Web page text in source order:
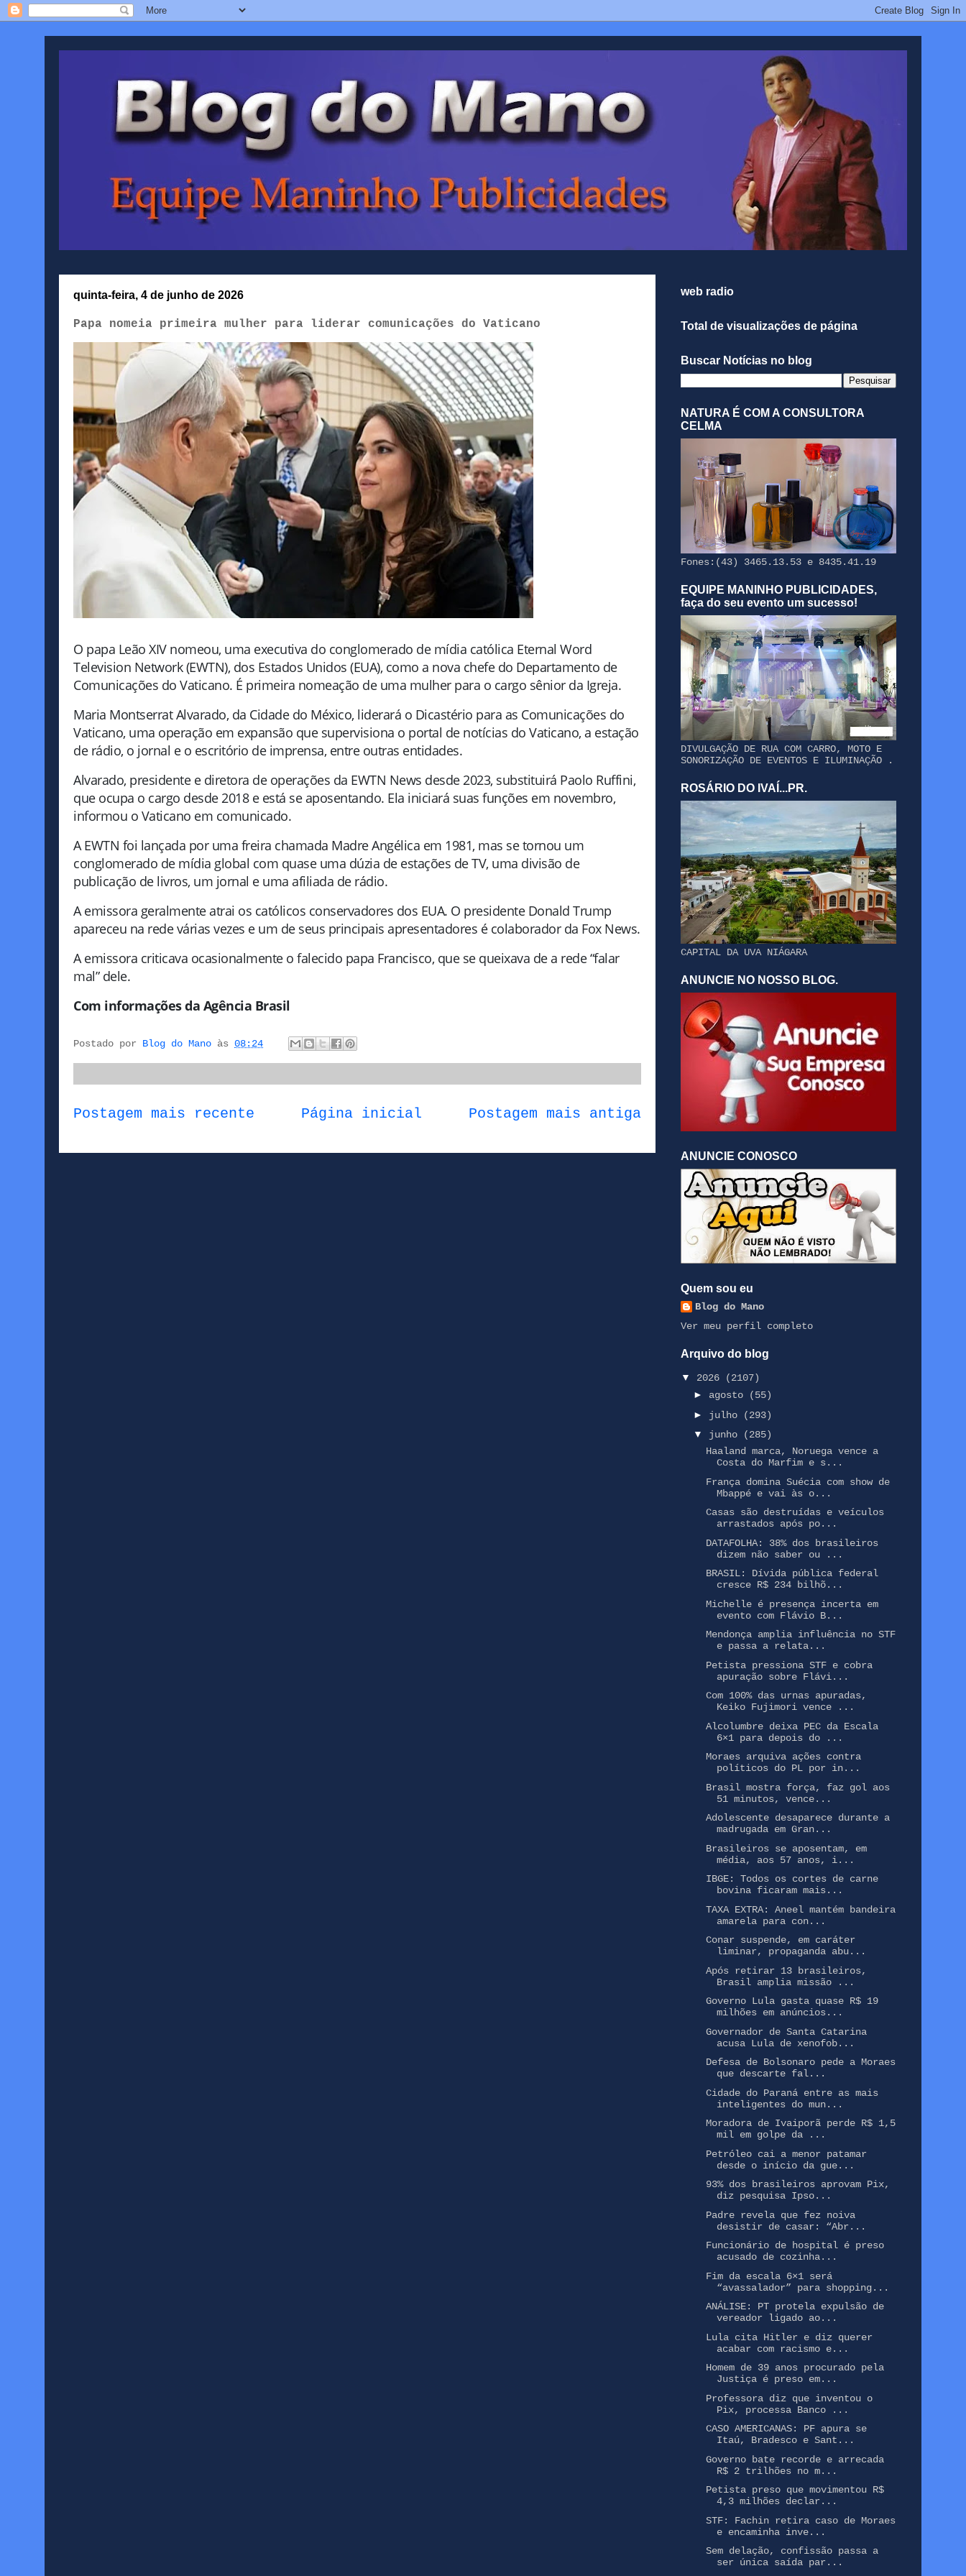
quinta-feira, 4 de junho de 2026
Papa nomeia primeira mulher para liderar comunicações do Vaticano
O papa Leão XIV nomeou, uma executiva do conglomerado de mídia católica Eternal Word
Television Network (EWTN), dos Estados Unidos (EUA), como a nova chefe do Departamento de
Comunicações do Vaticano. É primeira nomeação de uma mulher para o cargo sênior da Igreja.
Maria Montserrat Alvarado, da Cidade do México, liderará o Dicastério para as Comunicações do
Vaticano, uma operação em expansão que supervisiona o portal de notícias do Vaticano, a estação
de rádio, o jornal e o escritório de imprensa, entre outras entidades.
Alvarado, presidente e diretora de operações da EWTN News desde 2023, substituirá Paolo Ruffini,
que ocupa o cargo desde 2018 e está se aposentando. Ela iniciará suas funções em novembro,
informou o Vaticano em comunicado.
A EWTN foi lançada por uma freira chamada Madre Angélica em 1981, mas se tornou um
conglomerado de mídia global com quase uma dúzia de estações de TV, uma divisão de
publicação de livros, um jornal e uma afiliada de rádio.
A emissora geralmente atrai os católicos conservadores dos EUA. O presidente Donald Trump
apareceu na rede várias vezes e um de seus principais apresentadores é colaborador da Fox News.
A emissora criticava ocasionalmente o falecido papa Francisco, que se queixava de a rede “falar
mal” dele.
Com informações da Agência Brasil
Postado por Blog do Mano às 08:24
Postagem mais recente Postagem mais antiga
Página inicial
web radio
Total de visualizações de página
Buscar Notícias no blog
NATURA É COM A CONSULTORA
CELMA
Fones:(43) 3465.13.53 e 8435.41.19
EQUIPE MANINHO PUBLICIDADES,
faça do seu evento um sucesso!
DIVULGAÇÃO DE RUA COM CARRO, MOTO E
SONORIZAÇÃO DE EVENTOS E ILUMINAÇÃO .
ROSÁRIO DO IVAÍ...PR.
CAPITAL DA UVA NIÁGARA
ANUNCIE NO NOSSO BLOG.
ANUNCIE CONOSCO
Quem sou eu
Blog do Mano
Ver meu perfil completo
Arquivo do blog
▼ 2026
(2107)
► agosto
(55)
► julho
(293)
▼ junho
(285)
Haaland marca, Noruega vence a
Costa do Marfim e s...
França domina Suécia com show de
Mbappé e vai às o...
Casas são destruídas e veículos
arrastados após po...
DATAFOLHA: 38% dos brasileiros
dizem não saber ou ...
BRASIL: Dívida pública federal
cresce R$ 234 bilhõ...
Michelle é presença incerta em
evento com Flávio B...
Mendonça amplia influência no STF
e passa a relata...
Petista pressiona STF e cobra
apuração sobre Flávi...
Com 100% das urnas apuradas,
Keiko Fujimori vence ...
Alcolumbre deixa PEC da Escala
6×1 para depois do ...
Moraes arquiva ações contra
políticos do PL por in...
Brasil mostra força, faz gol aos
51 minutos, vence...
Adolescente desaparece durante a
madrugada em Gran...
Brasileiros se aposentam, em
média, aos 57 anos, i...
IBGE: Todos os cortes de carne
bovina ficaram mais...
TAXA EXTRA: Aneel mantém bandeira
amarela para con...
Conar suspende, em caráter
liminar, propaganda abu...
Após retirar 13 brasileiros,
Brasil amplia missão ...
Governo Lula gasta quase R$ 19
milhões em anúncios...
Governador de Santa Catarina
acusa Lula de xenofob...
Defesa de Bolsonaro pede a Moraes
que descarte fal...
Cidade do Paraná entre as mais
inteligentes do mun...
Moradora de Ivaiporã perde R$ 1,5
mil em golpe da ...
Petróleo cai a menor patamar
desde o início da gue...
93% dos brasileiros aprovam Pix,
diz pesquisa Ipso...
Padre revela que fez noiva
desistir de casar: “Abr...
Funcionário de hospital é preso
acusado de cozinha...
Fim da escala 6×1 será
“avassalador” para shopping...
ANÁLISE: PT protela expulsão de
vereador ligado ao...
Lula cita Hitler e diz querer
acabar com racismo e...
Homem de 39 anos procurado pela
Justiça é preso em...
Professora diz que inventou o
Pix, processa Banco ...
CASO AMERICANAS: PF apura se
Itaú, Bradesco e Sant...
Governo bate recorde e arrecada
R$ 2 trilhões no m...
Petista preso que movimentou R$
4,3 milhões declar...
STF: Fachin retira caso de Moraes
e encaminha inve...
Sem delação, confissão passa a
ser única saída par...